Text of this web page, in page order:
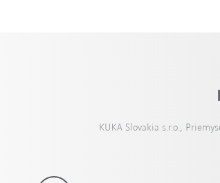
KUKA Slovakia s.r.o.,